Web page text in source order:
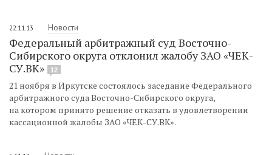
22.11.13 Новости
Федеральный арбитражный суд Восточно-
Сибирского округа отклонил жалобу ЗАО «ЧЕК-
СУ.ВК»
12
21 ноября в Иркутске состоялось заседание Федерального
арбитражного суда Восточно-Сибирского округа,
на котором принято решение отказать в удовлетворении
кассационной жалобы ЗАО «ЧЕК-СУ.ВК».